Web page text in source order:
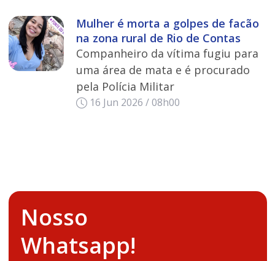
Mulher é morta a golpes de facão
na zona rural de Rio de Contas
Companheiro da vítima fugiu para
uma área de mata e é procurado
pela Polícia Militar
16 Jun 2026 / 08h00
Nosso
Whatsapp!